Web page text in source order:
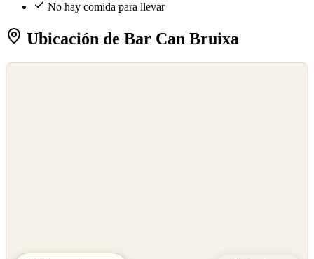
No hay comida para llevar
Ubicación de Bar Can Bruixa